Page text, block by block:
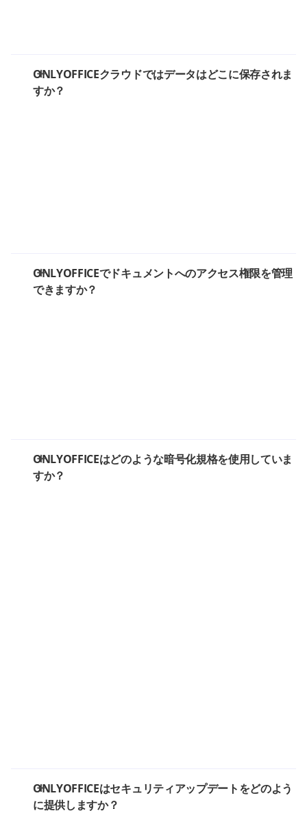
ONLYOFFICEクラウドではデータはどこに保存されま
すか？
ONLYOFFICEでドキュメントへのアクセス権限を管理
できますか？
ONLYOFFICEはどのような暗号化規格を使用していま
すか？
ONLYOFFICEはセキュリティアップデートをどのよう
に提供しますか？